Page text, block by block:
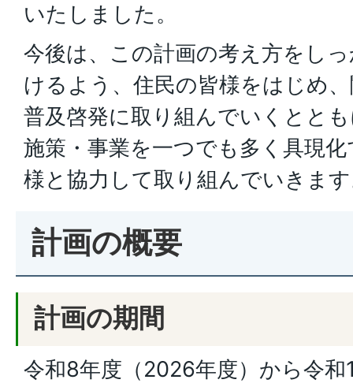
いたしました。
今後は、この計画の考え方をし
けるよう、住民の皆様をはじめ
普及啓発に取り組んでいくとと
施策・事業を一つでも多く具現
様と協力して取り組んでいきま
計画の概要
計画の期間
令和8年度（2026年度）から令